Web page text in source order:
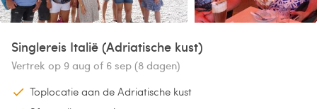
Singlereis Italië (Adriatische kust)
Vertrek op 9 aug of 6 sep (8 dagen)
Toplocatie aan de Adriatische kust